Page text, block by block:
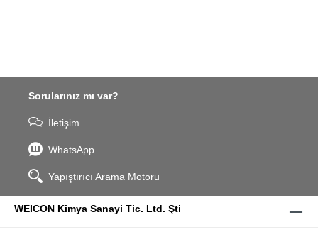
Sorularınız mı var?
İletişim
WhatsApp
Yapıştırıcı Arama Motoru
WEICON Kimya Sanayi Tic. Ltd. Şti